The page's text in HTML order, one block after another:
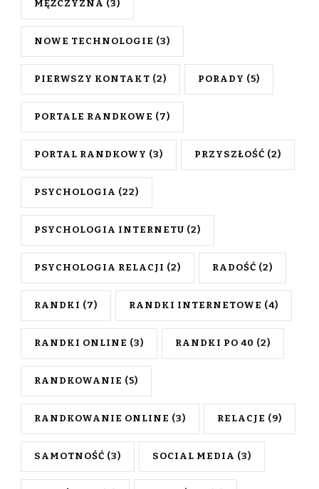
MĘŻCZYZNA (3)
NOWE TECHNOLOGIE (3)
PIERWSZY KONTAKT (2) PORADY (5)
PORTALE RANDKOWE (7)
PORTAL RANDKOWY (3) PRZYSZŁOŚĆ (2)
PSYCHOLOGIA (22)
PSYCHOLOGIA INTERNETU (2)
PSYCHOLOGIA RELACJI (2) RADOŚĆ (2)
RANDKI (7) RANDKI INTERNETOWE (4)
RANDKI ONLINE (3) RANDKI PO 40 (2)
RANDKOWANIE (5)
RANDKOWANIE ONLINE (3) RELACJE (9)
SAMOTNOŚĆ (3) SOCIAL MEDIA (3)